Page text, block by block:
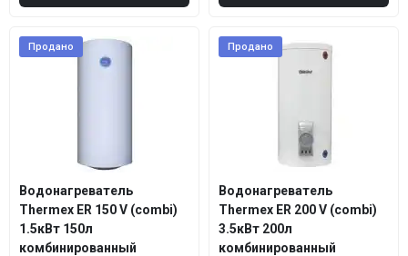
Продано
Водонагреватель
Thermex ER 150 V (combi)
1.5кВт 150л
комбинированный
Продано
Водонагреватель
Thermex ER 200 V (combi)
3.5кВт 200л
комбинированный